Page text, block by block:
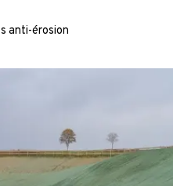
anti-érosion